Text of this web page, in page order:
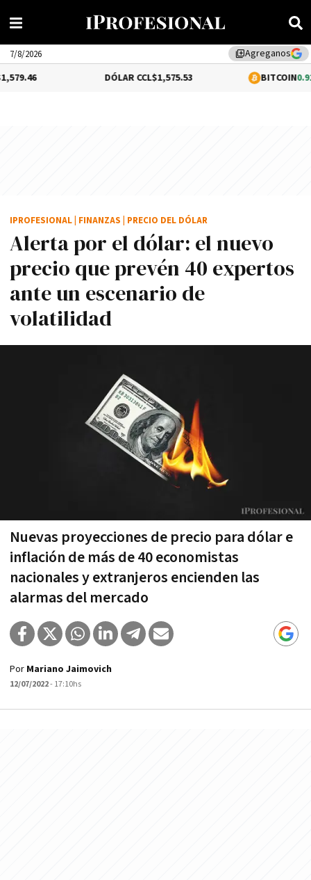
library_addAgreganos
7/8/2026
$1,575.53 0.92%
Alerta por el dólar: el nuevo
precio que prevén 40 expertos
ante un escenario de
volatilidad
Nuevas proyecciones de precio para dólar e
inflación de más de 40 economistas
nacionales y extranjeros encienden las
alarmas del mercado
IPROFESIONAL FINANZAS PRECIO DEL DÓLAR
Por Mariano Jaimovich
12/07/2022- 17:10hs